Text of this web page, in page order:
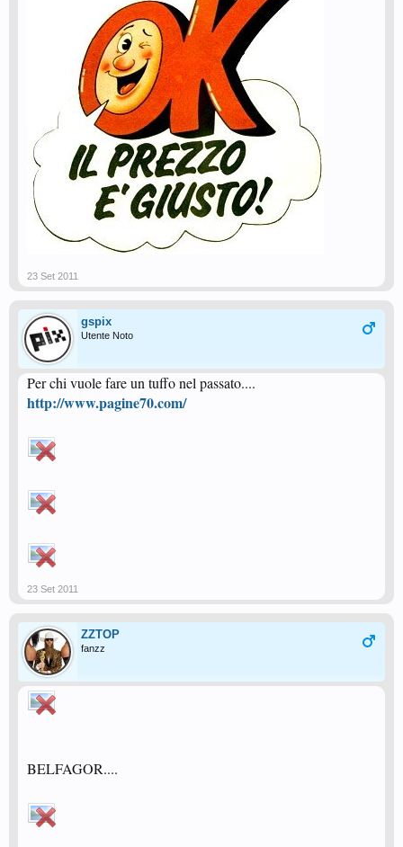
23 Set 2011
gspix
Utente Noto
Per chi vuole fare un tuffo nel passato....
http://www.pagine70.com/
23 Set 2011
ZZTOP
fanzz
BELFAGOR....